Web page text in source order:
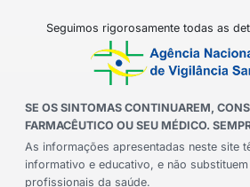
Seguimos rigorosamente todas as
SE OS SINTOMAS CONTINUAREM,
FARMACÊUTICO OU SEU MÉDICO.
As informações apresentadas neste site
informativo e educativo, e não
profissionais da saúde.